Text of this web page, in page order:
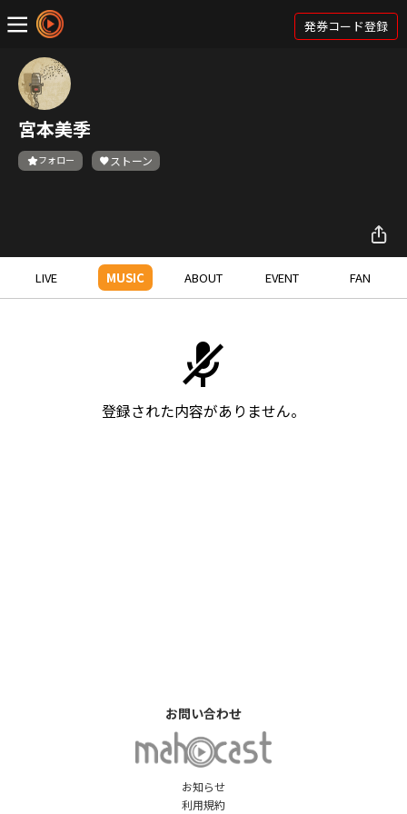
発券コード登録
宮本美季
フォロー ストーン
LIVE MUSIC ABOUT EVENT FAN
登録された内容がありません。
お知らせ
利用規約
お問い合わせ